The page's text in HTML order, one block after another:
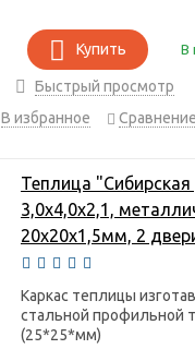
Купить В
Быстрый просмотр
В избранное
Сравнение
Теплица
3,0х4,0х2,1,
20х20х1,5мм, 2
Каркас теплицы
стальной профильной
(25*25*мм)